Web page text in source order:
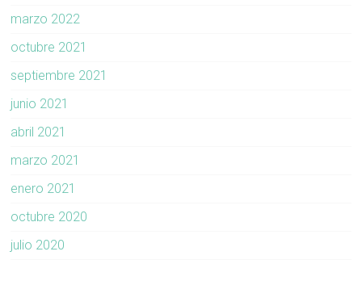
marzo 2022
octubre 2021
septiembre 2021
junio 2021
abril 2021
marzo 2021
enero 2021
octubre 2020
julio 2020